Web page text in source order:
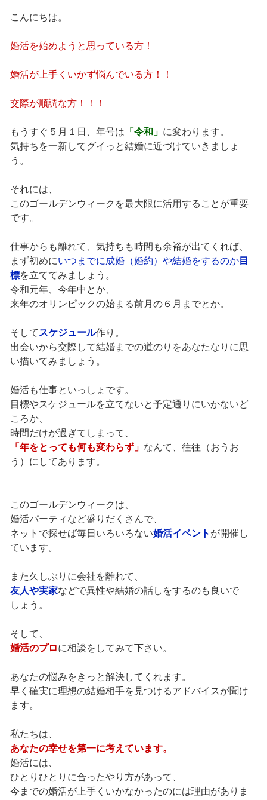
こんにちは。
婚活を始めようと思っている方！
婚活が上手くいかず悩んでいる方！！
交際が順調な方！！！
もうすぐ５月１日、年号は 「令和」 に変わります。
気持ちを一新してグイっと結婚に近づけていきましょ
う。
それには、
このゴールデンウィークを最大限に活用することが重要
です。
仕事からも離れて、気持ちも時間も余裕が出てくれば、
まず初めにいつまでに成婚（婚約）や結婚をするのか目
標を立ててみましょう。
令和元年、今年中とか、
来年のオリンピックの始まる前月の６月までとか。
そして スケジュール作り。
出会いから交際して結婚までの道のりをあなたなりに思
い描いてみましょう。
婚活も仕事といっしょです。
目標やスケジュールを立てないと予定通りにいかないど
ころか、
時間だけが過ぎてしまって、
「年をとっても何も変わらず」 なんて、往往（おうお
う）にしてあります。
このゴールデンウィークは、
婚活パーティなど盛りだくさんで、
ネットで探せば毎日いろいろない婚活イベント が開催し
ています。
また久しぶりに会社を離れて、
友人や実家などで異性や結婚の話しをするのも良いで
しょう。
そして、
婚活のプロに相談をしてみて下さい。
あなたの悩みをきっと解決してくれます。
早く確実に理想の結婚相手を見つけるアドバイスが聞け
ます。
私たちは、
あなたの幸せを第一に考えています。
婚活には、
ひとりひとりに合ったやり方があって、
今までの婚活が上手くいかなかったのには理由がありま